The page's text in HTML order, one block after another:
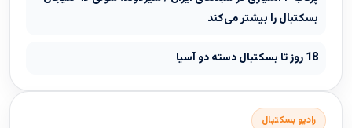
بسکتبال را بیشتر می‌کند
18 روز تا بسکتبال دسته دو آسیا
رادیو بسکتبال